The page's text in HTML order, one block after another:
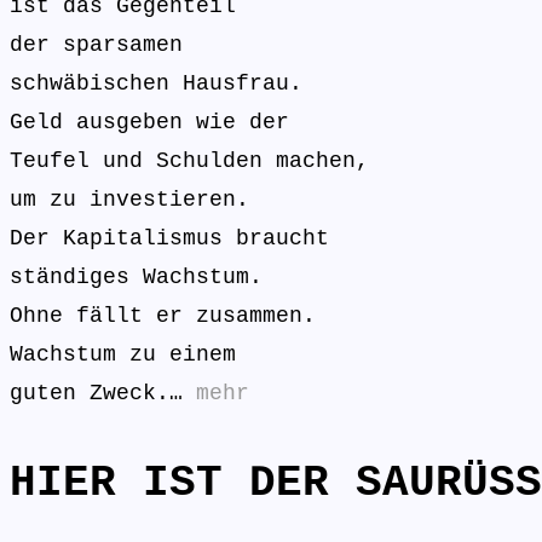
ist das Gegenteil
der sparsamen
schwäbischen Hausfrau.
Geld ausgeben wie der
Teufel und Schulden machen,
um zu investieren.
Der Kapitalismus braucht
ständiges Wachstum.
Ohne fällt er zusammen.
Wachstum zu einem
guten Zweck.… mehr
HIER IST DER